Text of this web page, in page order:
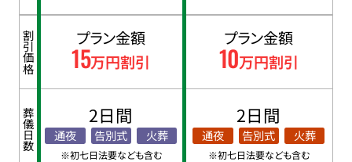
割引価格
葬儀日数
プラン金額
15万円割引
2日間
通夜 告別式 火葬
※初七日法要なども含む
プラン金額
10万円割引
2日間
通夜 告別式 火葬
※初七日法要なども含む